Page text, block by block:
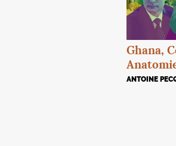
Ghana,
ANTOINE